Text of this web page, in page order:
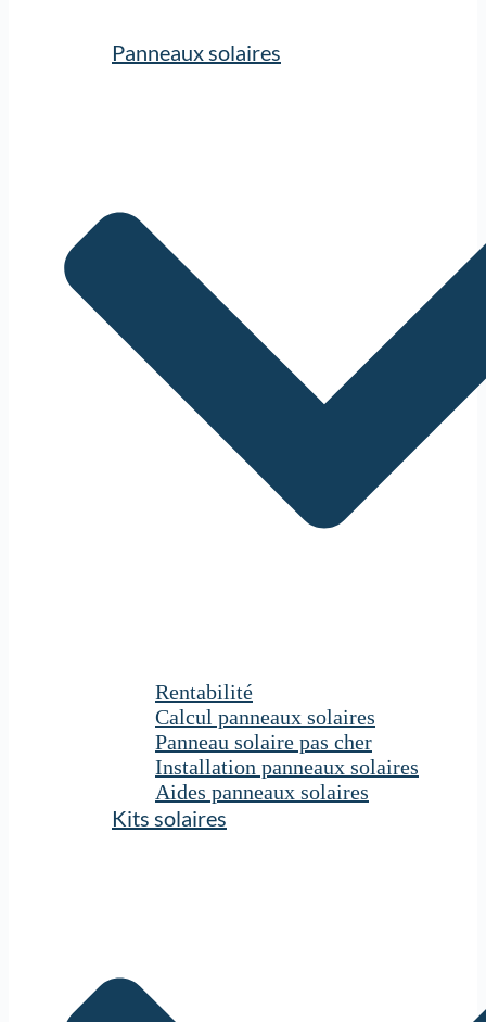
Panneaux solaires
Rentabilité
Calcul panneaux solaires
Panneau solaire pas cher
Installation panneaux solaires
Aides panneaux solaires
Kits solaires